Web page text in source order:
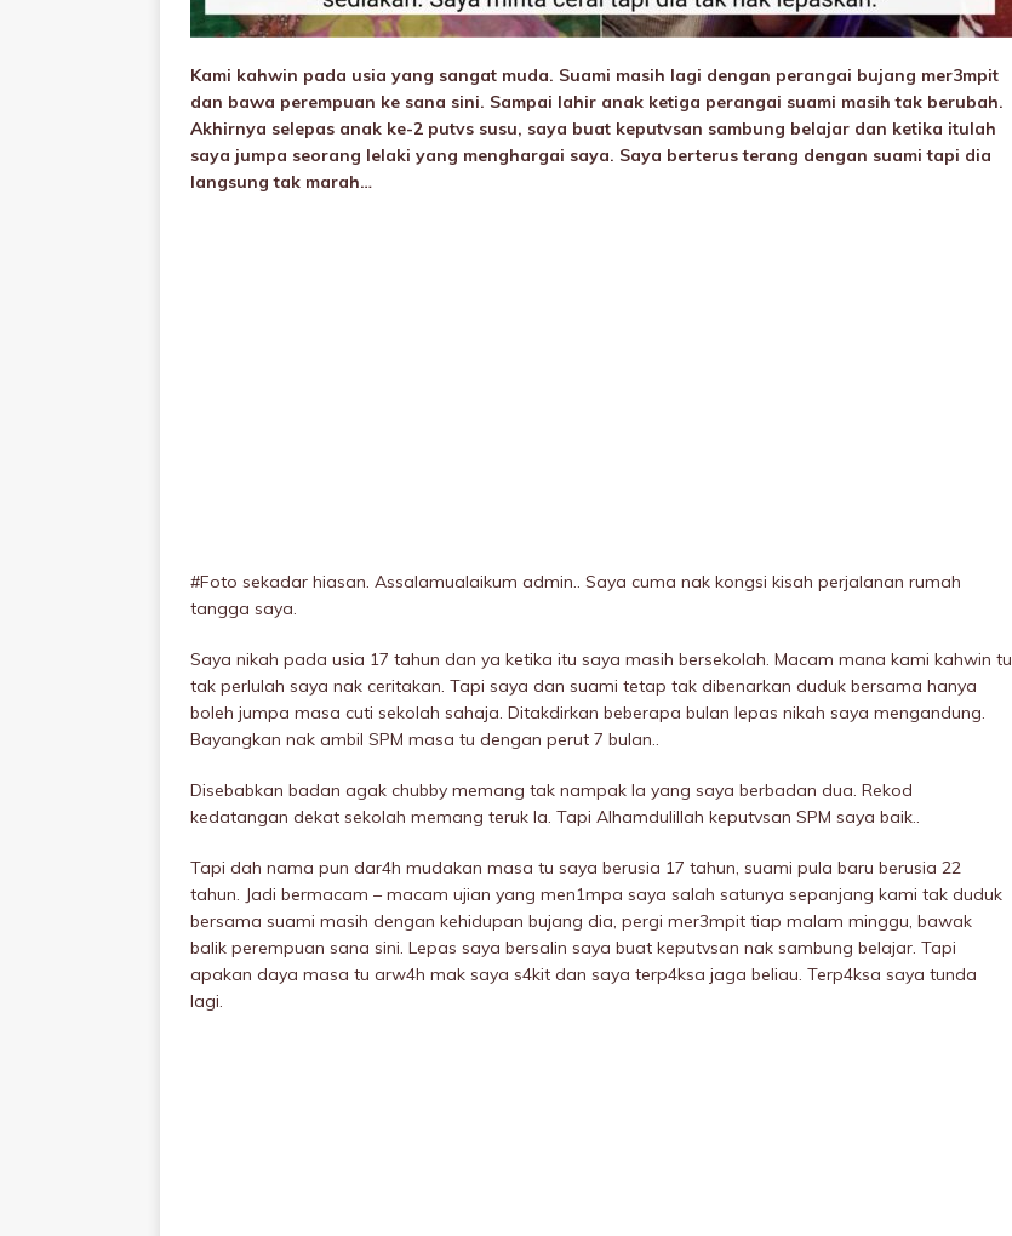
Kami kahwin pada usia yang sangat muda. Suami masih lagi dengan perangai bujang mer3mpit
dan bawa perempuan ke sana sini. Sampai lahir anak ketiga perangai suami masih tak berubah.
Akhirnya selepas anak ke-2 putvs susu, saya buat keputvsan sambung belajar dan ketika itulah
saya jumpa seorang lelaki yang menghargai saya. Saya berterus terang dengan suami tapi dia
langsung tak marah…
#Foto sekadar hiasan. Assalamualaikum admin.. Saya cuma nak kongsi kisah perjalanan rumah
tangga saya.
Saya nikah pada usia 17 tahun dan ya ketika itu saya masih bersekolah. Macam mana kami kahwin tu
tak perlulah saya nak ceritakan. Tapi saya dan suami tetap tak dibenarkan duduk bersama hanya
boleh jumpa masa cuti sekolah sahaja. Ditakdirkan beberapa bulan lepas nikah saya mengandung.
Bayangkan nak ambil SPM masa tu dengan perut 7 bulan..
Disebabkan badan agak chubby memang tak nampak la yang saya berbadan dua. Rekod
kedatangan dekat sekolah memang teruk la. Tapi Alhamdulillah keputvsan SPM saya baik..
Tapi dah nama pun dar4h mudakan masa tu saya berusia 17 tahun, suami pula baru berusia 22
tahun. Jadi bermacam – macam ujian yang men1mpa saya salah satunya sepanjang kami tak duduk
bersama suami masih dengan kehidupan bujang dia, pergi mer3mpit tiap malam minggu, bawak
balik perempuan sana sini. Lepas saya bersalin saya buat keputvsan nak sambung belajar. Tapi
apakan daya masa tu arw4h mak saya s4kit dan saya terp4ksa jaga beliau. Terp4ksa saya tunda
lagi.